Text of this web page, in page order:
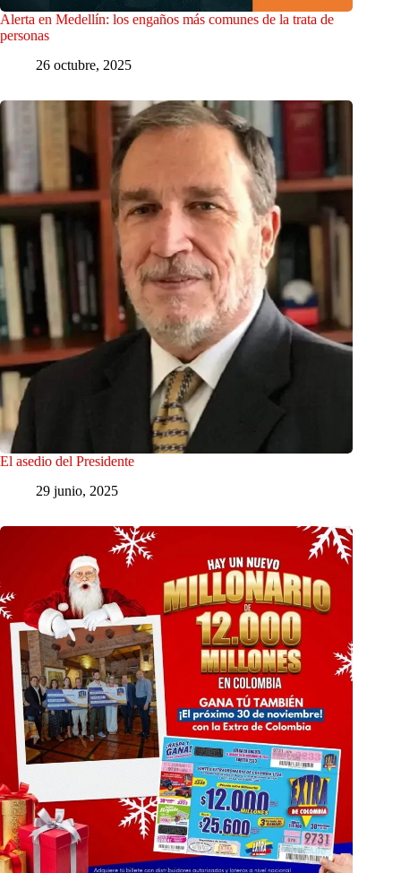
Alerta en Medellín: los engaños más comunes de la trata de
personas
26 octubre, 2025
El asedio del Presidente
29 junio, 2025